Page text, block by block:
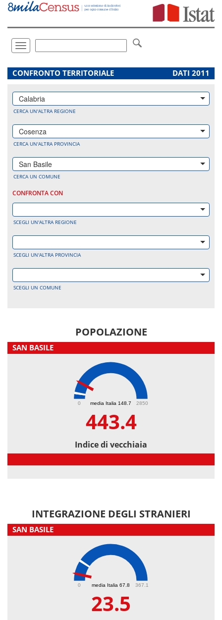
Vai
direttamente
Toggle
navigation
.
CONFRONTO TERRITORIALE DATI 2011
Calabria
CERCA UN'ALTRA REGIONE
Cosenza
CERCA UN'ALTRA PROVINCIA
San Basile
CERCA UN COMUNE
CONFRONTA CON
SCEGLI UN'ALTRA REGIONE
SCEGLI UN'ALTRA PROVINCIA
SCEGLI UN COMUNE
POPOLAZIONE
SAN BASILE
media Italia 148.7
0 2850
443.4
Indice di vecchiaia
INTEGRAZIONE DEGLI STRANIERI
SAN BASILE
media Italia 67.8
0 367.1
23.5